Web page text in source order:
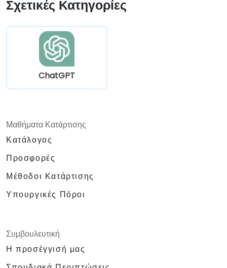
ενσωμάτωση του ChatGPT στις ροές
Σχετικές Κατηγορίες
ChatGPT
Μαθήματα Κατάρτισης
Κατάλογος
Προσφορές
Μέθοδοι Κατάρτισης
Υπουργικές Πόροι
Συμβουλευτική
Η προσέγγισή μας